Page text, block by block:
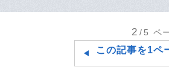
2 /5 ペ
この記事を1ペ